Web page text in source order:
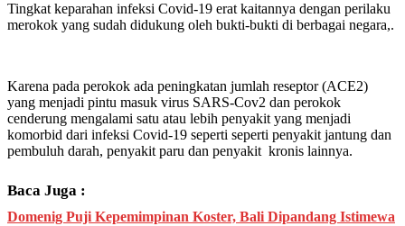
Tingkat keparahan infeksi Covid-19 erat kaitannya dengan perilaku
merokok yang sudah didukung oleh bukti-bukti di berbagai negara,.
Karena pada perokok ada peningkatan jumlah reseptor (ACE2)
yang menjadi pintu masuk virus SARS-Cov2 dan perokok
cenderung mengalami satu atau lebih penyakit yang menjadi
komorbid dari infeksi Covid-19 seperti seperti penyakit jantung dan
pembuluh darah, penyakit paru dan penyakit kronis lainnya.
Baca Juga :
Domenig Puji Kepemimpinan Koster, Bali Dipandang Istimewa